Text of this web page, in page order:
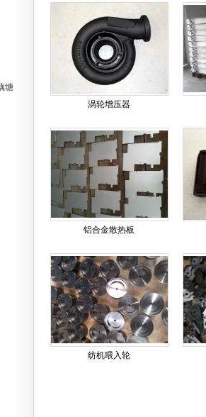
塘
涡轮增压器
铝合金散热板
纺机喂入轮